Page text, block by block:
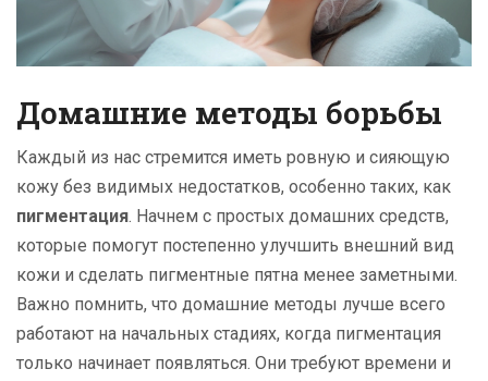
Домашние методы борьбы
Каждый из нас стремится иметь ровную и сияющую
кожу без видимых недостатков, особенно таких, как
пигментация. Начнем с простых домашних средств,
которые помогут постепенно улучшить внешний вид
кожи и сделать пигментные пятна менее заметными.
Важно помнить, что домашние методы лучше всего
работают на начальных стадиях, когда пигментация
только начинает появляться. Они требуют времени и